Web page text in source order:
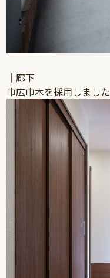
｜廊下
巾広巾木を採用しました